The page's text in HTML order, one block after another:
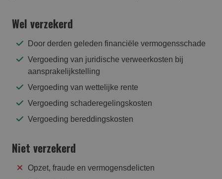
Wel verzekerd
Door derden geleden financiële vermogensschade
Vergoeding van juridische verweerkosten bij
aansprakelijkstelling
Vergoeding van wettelijke rente
Vergoeding schaderegelingskosten
Vergoeding bereddingskosten
Niet verzekerd
Opzet, fraude en vermogensdelicten